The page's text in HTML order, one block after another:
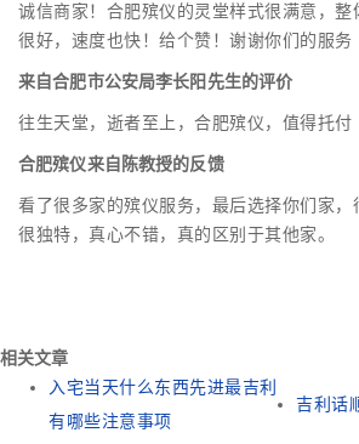
诚信商家！合肥殡仪的灵堂样式很满意，整
很好，速度也快！给个赞！谢谢你们的服务
来自合肥市公安局李长阳先生的评价
往生天堂，逝者至上，合肥殡仪，值得托付
合肥殡仪来自陈教授的反馈
看了很多家的殡仪服务，最后选择你们家，
很独特，真心不错，真的区别于其他家。
相关文章
入宅当天什么东西先进最吉利
有哪些注意事项
吉利话